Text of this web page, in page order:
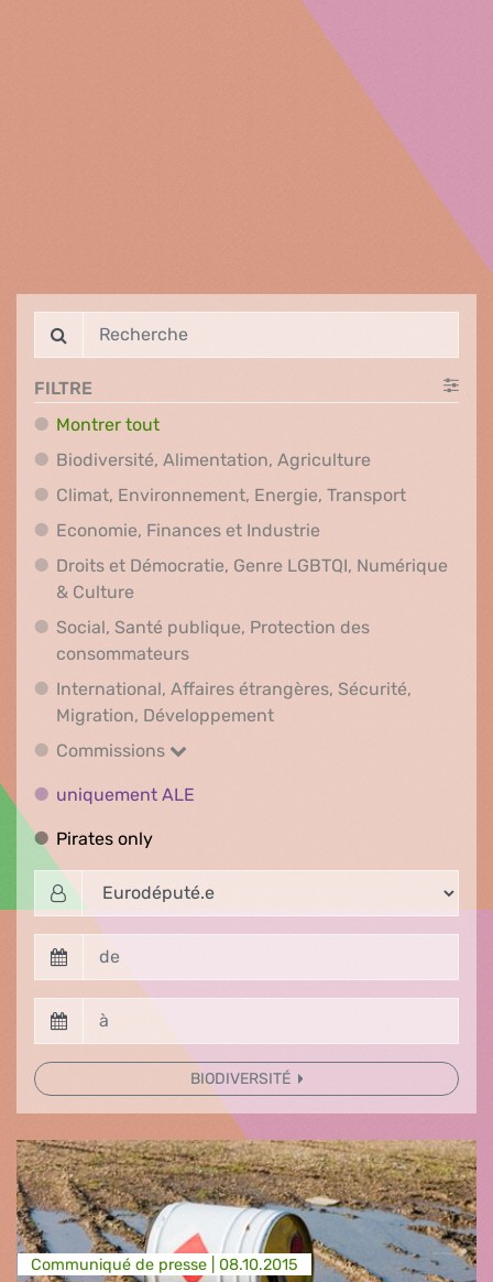
FILTRE
Montrer tout
Biodiversité, Alimentation, Agriculture
Climat, Environnement, Energie, TransportClimat,
Economie, Finances et Industrie
Droits et Démocratie, Genre LGBTQI, Numérique
& CultureDroits et Démocratie, Genre LGBTQI,
Social, Santé publique, Protection des
consommateursSocial, Santé publique, Protection
International, Affaires étrangères, Sécurité,
Migration, DéveloppementInternational, Affaires
Commissions
Commissions
uniquement ALE
Pirates onlyPirates only
BIODIVERSITÉ
Communiqué de presse | 08.10.2015